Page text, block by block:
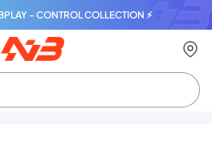
- CONTROL COLLECTION ⚡